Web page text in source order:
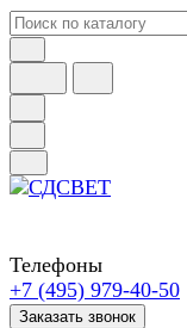
Телефоны
+7 (495) 979-40-50
Заказать звонок